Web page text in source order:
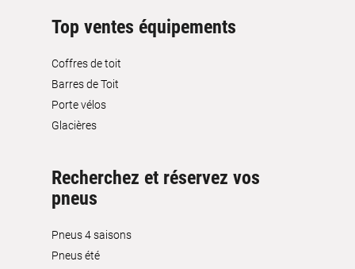
Top ventes équipements
Coffres de toit
Barres de Toit
Porte vélos
Glacières
Recherchez et réservez vos
pneus
Pneus 4 saisons
Pneus été